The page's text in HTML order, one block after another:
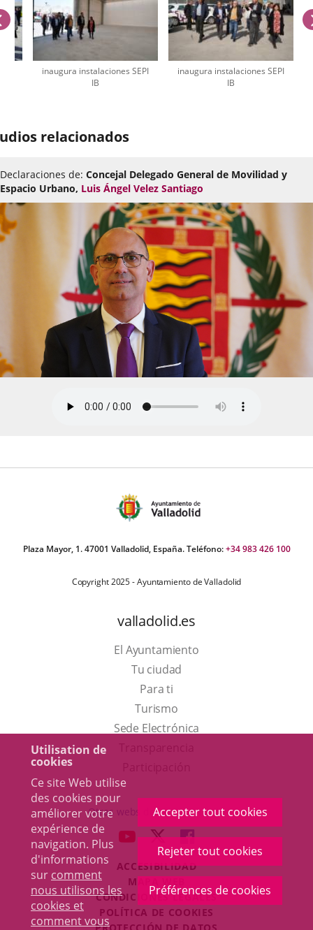
Utilisation de
cookies
Ce site Web utilise
des cookies pour
améliorer votre
expérience de
navigation. Plus
d'informations
sur comment
nous utilisons les
cookies et
comment vous
Accepter tout cookies
Rejeter tout cookies
Préférences de cookies
inaugura instalaciones SEPI
IB
inaugura instalaciones SEPI
IB
anterior
relacionados
Declaraciones de: Concejal Delegado General de Movilidad y
Espacio Urbano, Luis Ángel Velez Santiago
Plaza Mayor, 1. 47001 Valladolid, España. Teléfono:+34 983 426 100
Copyright 2025 - Ayuntamiento de Valladolid
valladolid.es
El Ayuntamiento
Tu ciudad
Para ti
TurismoEste
enlace
una
ventana
nueva.
Sede Electrónica
externa.
Otras webs del ayuntamiento
ENLACE
UNA
APLICACIÓN
EXTERNA.
ENLACE
A
UNA
APLICACIÓN
EXTERNA.
ENLACE
A
UNA
APLICACIÓN
EXTERNA.
ACCESIBILIDAD
MAPA WEB
CONDICIONES LEGALES
POLÍTICA DE COOKIES